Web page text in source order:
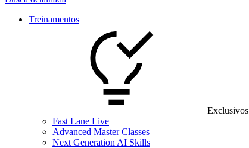
Treinamentos
Exclusivos
Fast Lane Live
Advanced Master Classes
Next Generation AI Skills